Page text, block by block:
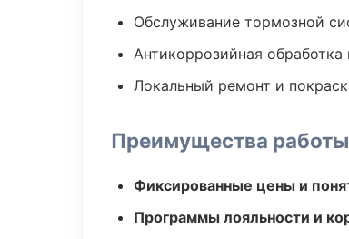
Обслуживание тормозной
Антикоррозийная обработка
Локальный ремонт и
Преимущества
Фиксированные цены и
Программы лояльности и